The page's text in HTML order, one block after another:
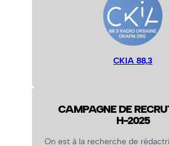
CKIA 88,3
CAMPAGNE DE
H-2025
On est à la recherche de